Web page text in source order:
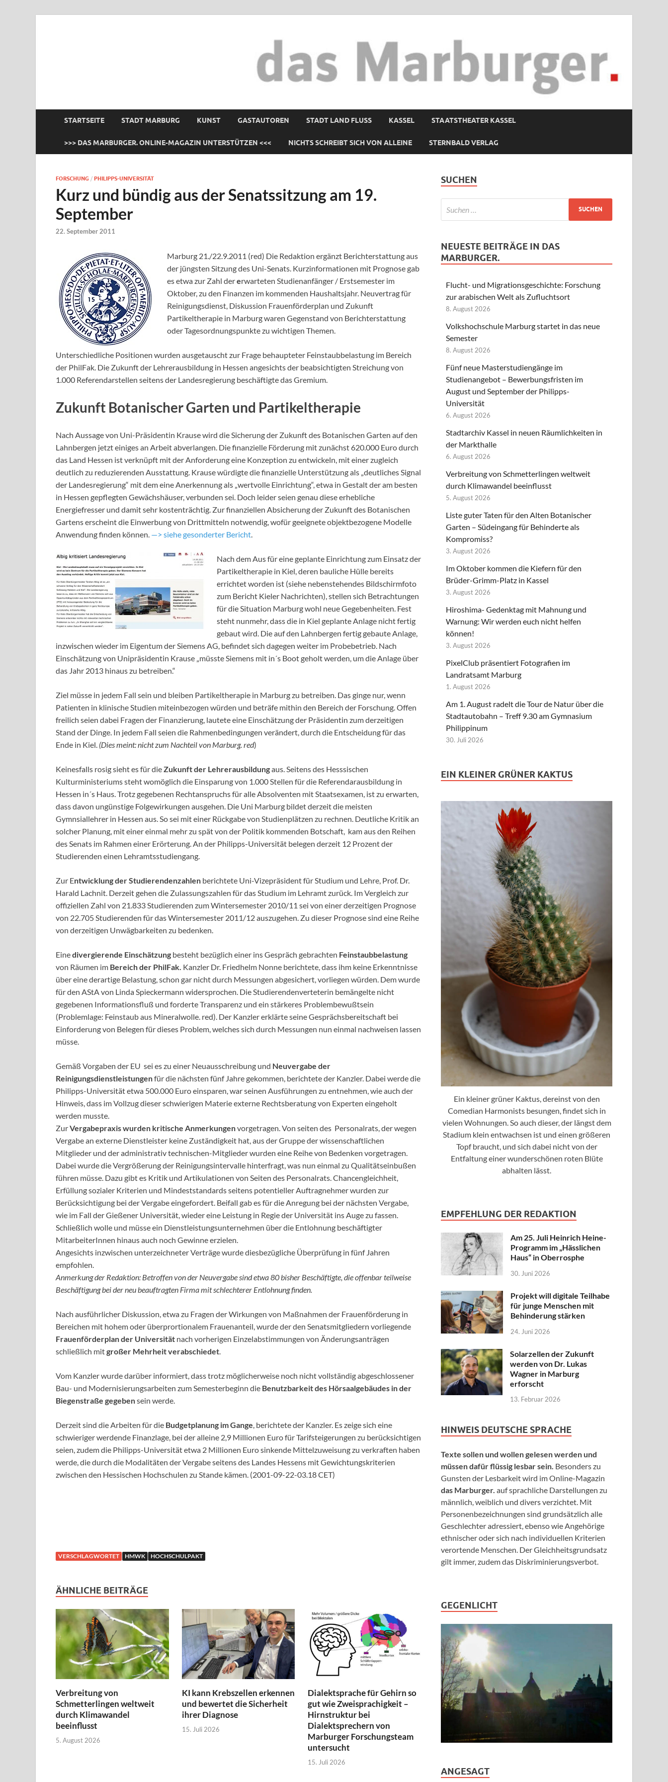
STARTSEITE STADT MARBURG KUNST GASTAUTOREN STADT LAND FLUSS KASSEL STAATSTHEATER KASSEL
>>> DAS MARBURGER. ONLINE-MAGAZIN UNTERSTÜTZEN <<< NICHTS SCHREIBT SICH VON ALLEINE STERNBALD VERLAG
FORSCHUNG / PHILIPPS-UNIVERSITÄT
Kurz und bündig aus der Senatssitzung am 19.
September
22. September 2011
Marburg 21./22.9.2011 (red) Die Redaktion ergänzt Berichterstattung aus
der jüngsten Sitzung des Uni-Senats. Kurzinformationen mit Prognose gab
es etwa zur Zahl dererwarteten Studienanfänger / Erstsemester im
Oktober, zu den Finanzen im kommenden Haushaltsjahr. Neuvertrag für
Reinigungsdienst, Diskussion Frauenförderplan und Zukunft
Partikeltherapie in Marburg waren Gegenstand von Berichterstattung
oder Tagesordnungspunkte zu wichtigen Themen.
Unterschiedliche Positionen wurden ausgetauscht zur Frage behaupteter Feinstaubbelastung im Bereich
der PhilFak. Die Zukunft der Lehrerausbildung in Hessen angesichts der beabsichtigten Streichung von
1.000 Referendarstellen seitens der Landesregierung beschäftigte das Gremium.
Zukunft Botanischer Garten und Partikeltherapie
Nach Aussage von Uni-Präsidentin Krause wird die Sicherung der Zukunft des Botanischen Garten auf den
Lahnbergen jetzt einiges an Arbeit abverlangen. Die finanzielle Förderung mit zunächst 620.000 Euro durch
das Land Hessen ist verknüpft mit der Anforderung eine Konzeption zu entwickeln, mit einer zugleich
deutlich zu reduzierenden Ausstattung. Krause würdigte die finanzielle Unterstützung als „deutliches Signal
der Landesregierung“ mit dem eine Anerkennung als „wertvolle Einrichtung“, etwa in Gestalt der am besten
in Hessen gepflegten Gewächshäuser, verbunden sei. Doch leider seien genau diese erhebliche
Energiefresser und damit sehr kostenträchtig. Zur finanziellen Absicherung der Zukunft des Botanischen
Gartens erscheint die Einwerbung von Drittmitteln notwendig, wofür geeignete objektbezogene Modelle
Anwendung finden können. —> siehe gesonderter Bericht.
Nach dem Aus für eine geplante Einrichtung zum Einsatz der
Partikeltherapie in Kiel, deren bauliche Hülle bereits
errichtet worden ist (siehe nebenstehendes Bildschirmfoto
zum Bericht Kieler Nachrichten), stellen sich Betrachtungen
für die Situation Marburg wohl neue Gegebenheiten. Fest
steht nunmehr, dass die in Kiel geplante Anlage nicht fertig
gebaut wird. Die auf den Lahnbergen fertig gebaute Anlage,
inzwischen wieder im Eigentum der Siemens AG, befindet sich dagegen weiter im Probebetrieb. Nach
Einschätzung von Unipräsidentin Krause „müsste Siemens mit in´s Boot geholt werden, um die Anlage über
das Jahr 2013 hinaus zu betreiben.“
Ziel müsse in jedem Fall sein und bleiben Partikeltherapie in Marburg zu betreiben. Das ginge nur, wenn
Patienten in klinische Studien miteinbezogen würden und beträfe mithin den Bereich der Forschung. Offen
freilich seien dabei Fragen der Finanzierung, lautete eine Einschätzung der Präsidentin zum derzeitigen
Stand der Dinge. In jedem Fall seien die Rahmenbedingungen verändert, durch die Entscheidung für das
Ende in Kiel. (Dies meint: nicht zum Nachteil von Marburg.red)
Keinesfalls rosig sieht es für dieZukunft der Lehrerausbildungaus. Seitens des Hesssischen
Kulturministeriums steht womöglich die Einsparung von 1.000 Stellen für die Referendarausbildung in
Hessen in´s Haus. Trotz gegebenen Rechtanspruchs für alle Absolventen mit Staatsexamen, ist zu erwarten,
dass davon ungünstige Folgewirkungen ausgehen. Die Uni Marburg bildet derzeit die meisten
Gymnsiallehrer in Hessen aus. So sei mit einer Rückgabe von Studienplätzen zu rechnen. Deutliche Kritik an
solcher Planung, mit einer einmal mehr zu spät von der Politik kommenden Botschaft, kam aus den Reihen
des Senats im Rahmen einer Erörterung. An der Philipps-Universität belegen derzeit 12 Prozent der
Studierenden einen Lehramtsstudiengang.
Zur Entwicklung der Studierendenzahlen berichtete Uni-Vizepräsident für Studium und Lehre, Prof. Dr.
Harald Lachnit. Derzeit gehen die Zulassungszahlen für das Studium im Lehramt zurück. Im Vergleich zur
offiziellen Zahl von 21.833 Studierenden zum Wintersemester 2010/11 sei von einer derzeitigen Prognose
von 22.705 Studierenden für das Wintersemester 2011/12 auszugehen. Zu dieser Prognose sind eine Reihe
von derzeitigen Unwägbarkeiten zu bedenken.
Einedivergierende Einschätzung besteht bezüglich einer ins Gespräch gebrachten Feinstaubbelastung
von Räumen im Bereich der PhilFak. Kanzler Dr. Friedhelm Nonne berichtete, dass ihm keine Erkenntnisse
über eine derartige Belastung, schon gar nicht durch Messungen abgesichert, vorliegen würden. Dem wurde
für den AStA von Linda Spieckermann widersprochen. Die Studierendenverteterin bemängelte nicht
gegebenen Informationsfluß und forderte Transparenz und ein stärkeres Problembewußtsein
(Problemlage: Feinstaub aus Mineralwolle. red). Der Kanzler erklärte seine Gesprächsbereitschaft bei
Einforderung von Belegen für dieses Problem, welches sich durch Messungen nun einmal nachweisen lassen
müsse.
Gemäß Vorgaben der EU sei es zu einer Neuausschreibung und Neuvergabe der
Reinigungsdienstleistungenfür die nächsten fünf Jahre gekommen, berichtete der Kanzler. Dabei werde die
Philipps-Universität etwa 500.000 Euro einsparen, war seinen Ausführungen zu entnehmen, wie auch der
Hinweis, dass im Vollzug dieser schwierigen Materie externe Rechtsberatung von Experten eingeholt
werden musste.
ZurVergabepraxis wurden kritische Anmerkungenvorgetragen. Von seiten des Personalrats, der wegen
Vergabe an externe Dienstleister keine Zuständigkeit hat, aus der Gruppe der wissenschaftlichen
Mitglieder und der administrativ technischen-Mitglieder wurden eine Reihe von Bedenken vorgetragen.
Dabei wurde die Vergrößerung der Reinigungsintervalle hinterfragt, was nun einmal zu Qualitätseinbußen
führen müsse. Dazu gibt es Kritik und Artikulationen von Seiten des Personalrats. Chancengleichheit,
Erfüllung sozialer Kriterien und Mindeststandards seitens potentieller Auftragnehmer wurden zur
Berücksichtigung bei der Vergabe eingefordert. Beifall gab es für die Anregung bei der nächsten Vergabe,
wie im Fall der Gießener Universität, wieder eine Leistung in Regie der Universität ins Auge zu fassen.
Schließlich wolle und müsse ein Dienstleistungsunternehmen über die Entlohnung beschäftigter
MitarbeiterInnen hinaus auch noch Gewinne erzielen.
Angesichts inzwischen unterzeichneter Verträge wurde diesbezügliche Überprüfung in fünf Jahren
empfohlen.
Anmerkung der Redaktion: Betroffen von der Neuvergabe sind etwa 80 bisher Beschäftigte, die offenbar teilweise
Beschäftigung bei der neu beauftragten Firma mit schlechterer Entlohnung finden.
Nach ausführlicher Diskussion, etwa zu Fragen der Wirkungen von Maßnahmen der Frauenförderung in
Bereichen mit hohem oder überprortionalem Frauenanteil, wurde der den Senatsmitgliedern vorliegende
Frauenförderplan der Universität nach vorherigen Einzelabstimmungen von Änderungsanträgen
schließlich mitgroßer Mehrheit verabschiedet.
Vom Kanzler wurde darüber informiert, dass trotz möglicherweise noch nicht vollständig abgeschlossener
Bau- und Modernisierungsarbeiten zum Semesterbeginn die Benutzbarkeit des Hörsaalgebäudes in der
Biegenstraße gegebensein werde.
Derzeit sind die Arbeiten für die Budgetplanung im Gange, berichtete der Kanzler. Es zeige sich eine
schwieriger werdende Finanzlage, bei der alleine 2,9 Millionen Euro für Tarifsteigerungen zu berücksichtigen
seien, zudem die Philipps-Universität etwa 2 Millionen Euro sinkende Mittelzuweisung zu verkraften haben
werde, die durch die Modalitäten der Vergabe seitens des Landes Hessens mit Gewichtungskriterien
zwischen den Hessischen Hochschulen zu Stande kämen. (2001-09-22-03.18 CET)
VERSCHLAGWORTET HMWK HOCHSCHULPAKT
ÄHNLICHE BEITRÄGE
Verbreitung von
Schmetterlingen weltweit
durch Klimawandel
beeinflusst
5. August 2026
KI kann Krebszellen erkennen
und bewertet die Sicherheit
ihrer Diagnose
15. Juli 2026
Dialektsprache für Gehirn so
gut wie Zweisprachigkeit –
Hirnstruktur bei
Dialektsprechern von
Marburger Forschungsteam
untersucht
15. Juli 2026
SUCHEN
NEUESTE BEITRÄGE IN DAS
MARBURGER.
Flucht- und Migrationsgeschichte: Forschung
zur arabischen Welt als Zufluchtsort
8. August 2026
Volkshochschule Marburg startet in das neue
Semester
8. August 2026
Fünf neue Masterstudiengänge im
Studienangebot – Bewerbungsfristen im
August und September der Philipps-
Universität
6. August 2026
Stadtarchiv Kassel in neuen Räumlichkeiten in
der Markthalle
6. August 2026
Verbreitung von Schmetterlingen weltweit
durch Klimawandel beeinflusst
5. August 2026
Liste guter Taten für den Alten Botanischer
Garten – Südeingang für Behinderte als
Kompromiss?
3. August 2026
Im Oktober kommen die Kiefern für den
Brüder-Grimm-Platz in Kassel
3. August 2026
Hiroshima- Gedenktag mit Mahnung und
Warnung: Wir werden euch nicht helfen
können!
3. August 2026
PixelClub präsentiert Fotografien im
Landratsamt Marburg
1. August 2026
Am 1. August radelt die Tour de Natur über die
Stadtautobahn – Treff 9.30 am Gymnasium
Philippinum
30. Juli 2026
EIN KLEINER GRÜNER KAKTUS
Ein kleiner grüner Kaktus, dereinst von den
Comedian Harmonists besungen, findet sich in
vielen Wohnungen. So auch dieser, der längst dem
Stadium klein entwachsen ist und einen größeren
Topf braucht, und sich dabei nicht von der
Entfaltung einer wunderschönen roten Blüte
abhalten lässt.
EMPFEHLUNG DER REDAKTION
Am 25. Juli Heinrich Heine-
Programm im „Hässlichen
Haus“ in Oberrosphe
30. Juni 2026
Projekt will digitale Teilhabe
für junge Menschen mit
Behinderung stärken
24. Juni 2026
Solarzellen der Zukunft
werden von Dr. Lukas
Wagner in Marburg
erforscht
13. Februar 2026
HINWEIS DEUTSCHE SPRACHE
Texte sollen und wollen gelesen werden und
müssen dafür flüssig lesbar sein. Besonders zu
Gunsten der Lesbarkeit wird im Online-Magazin
das Marburger. auf sprachliche Darstellungen zu
männlich, weiblich und divers verzichtet. Mit
Personenbezeichnungen sind grundsätzlich alle
Geschlechter adressiert, ebenso wie Angehörige
ethnischer oder sich nach individuellen Kriterien
verortende Menschen. Der Gleichheitsgrundsatz
gilt immer, zudem das Diskriminierungsverbot.
GEGENLICHT
ANGESAGT